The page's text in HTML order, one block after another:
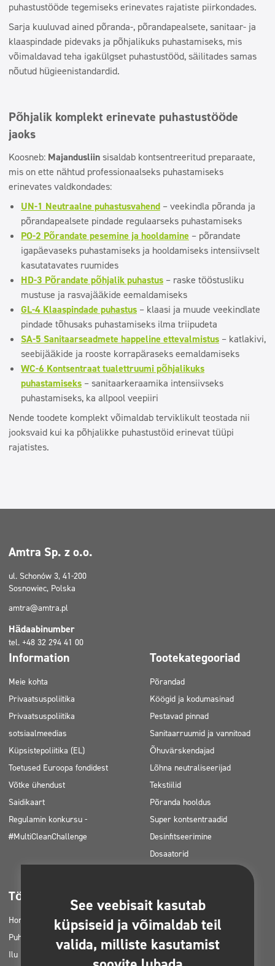
puhastustööde tegemiseks erinevates rajatiste piirkondades.
Sarja kuuluvad ained põranda-, põrandapealsete, sanitaar- ja
klaaspindade pidevaks ja põhjalikuks puhastamiseks, mis
võimaldavad teha igakülgset puhastustööd, säilitades samas
nõutud hügieenistandardid.
Põhjalik komplekt erinevate puhastustööde
jaoks
Koosneb: Majandusliinsisaldab kontsentreeritud preparaate,
mis on ette nähtud professionaalseks puhastamiseks
erinevates valdkondades:
UN-1 Neutraalne puhastusvahend – veekindla põranda ja
põrandapealsete pindade regulaarseks puhastamiseks
PO-2 Põrandate pesemine ja hooldamine – põrandate
igapäevaseks puhastamiseks ja hooldamiseks intensiivselt
kasutatavates ruumides
HD-3 Põrandate põhjalik puhastus – raske tööstusliku
mustuse ja rasvajääkide eemaldamiseks
GL-4 Klaaspindade puhastus – klaasi ja muude veekindlate
pindade tõhusaks puhastamiseks ilma triipudeta
SA-5 Sanitaarseadmete happeline ettevalmistus – katlakivi,
seebijääkide ja rooste korrapäraseks eemaldamiseks
WC-6 Kontsentraat tualettruumi põhjalikuks
puhastamiseks – sanitaarkeraamika intensiivseks
puhastamiseks, ka allpool veepiiri
Nende toodete komplekt võimaldab terviklikult teostada nii
jooksvaid kui ka põhjalikke puhastustöid erinevat tüüpi
rajatistes.
Amtra Sp. z o.o.
ul. Schonów 3, 41-200
Sosnowiec, Polska
amtra@amtra.pl
Hädaabinumber
tel. +48 32 294 41 00
Information
Meie kohta
Privaatsuspoliitika
Privaatsuspoliitika
sotsiaalmeedias
Küpsistepoliitika (EL)
Toetused Euroopa fondidest
Võtke ühendust
Saidikaart
Regulamin konkursu -
#MultiCleanChallenge
Tootekategooriad
Põrandad
Köögid ja kodumasinad
Pestavad pinnad
Sanitaarruumid ja vannitoad
Õhuvärskendajad
Lõhna neutraliseerijad
Tekstiilid
Põranda hooldus
Super kontsentraadid
Desinfitseerimine
Dosaatorid
Tööstusharud
Horetz
Puhastusfirmad
Ilu
Allalaaditav
Tootekataloogid
MSDS-kaardid
See veebisait kasutab
küpsiseid ja võimaldab teil
valida, milliste kasutamist